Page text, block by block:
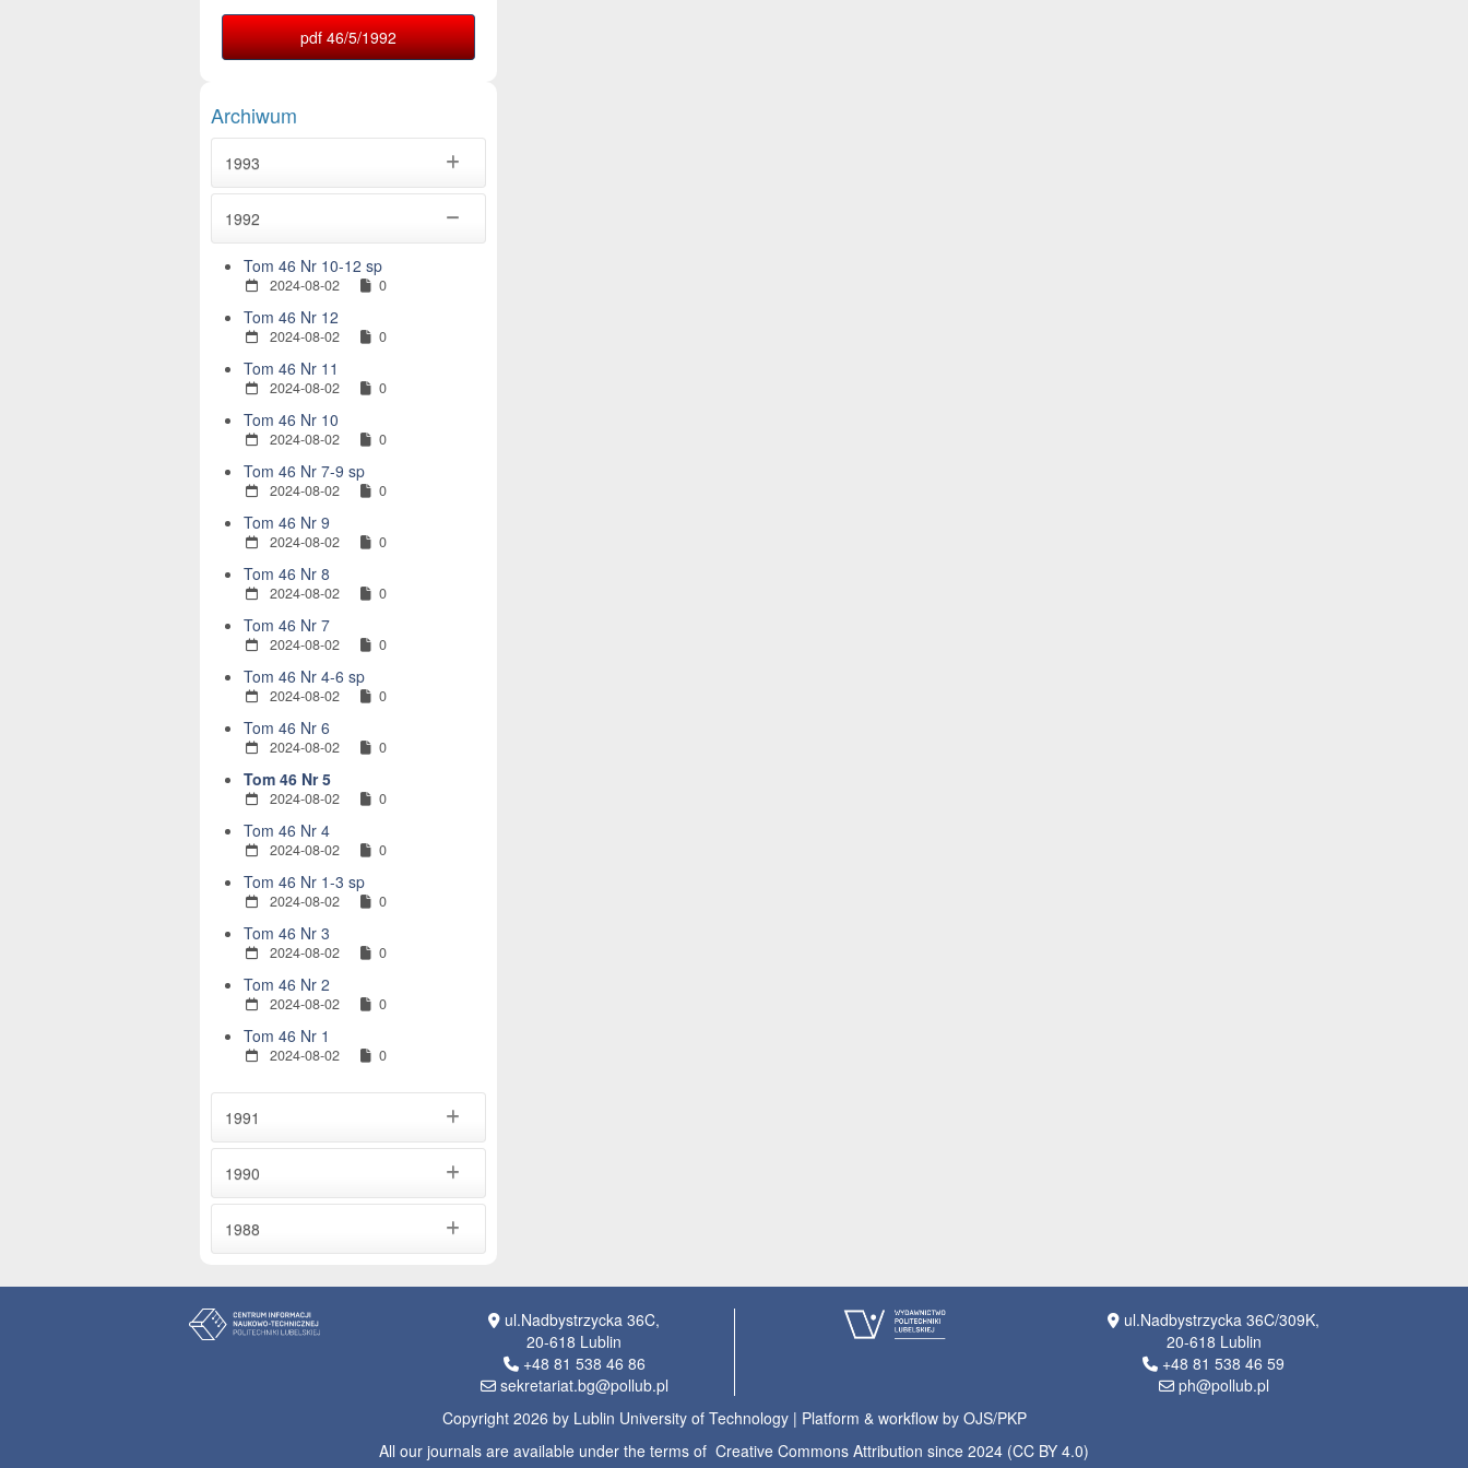
pdf 46/5/1992
Archiwum
1993
1992
Tom 46 Nr 10-12 sp
2024-08-02 0
Tom 46 Nr 12
2024-08-02 0
Tom 46 Nr 11
2024-08-02 0
Tom 46 Nr 10
2024-08-02 0
Tom 46 Nr 7-9 sp
2024-08-02 0
Tom 46 Nr 9
2024-08-02 0
Tom 46 Nr 8
2024-08-02 0
Tom 46 Nr 7
2024-08-02 0
Tom 46 Nr 4-6 sp
2024-08-02 0
Tom 46 Nr 6
2024-08-02 0
Tom 46 Nr 5
2024-08-02 0
Tom 46 Nr 4
2024-08-02 0
Tom 46 Nr 1-3 sp
2024-08-02 0
Tom 46 Nr 3
2024-08-02 0
Tom 46 Nr 2
2024-08-02 0
Tom 46 Nr 1
2024-08-02 0
1991
1990
1988
ul.Nadbystrzycka 36C,
20-618 Lublin
+48 81 538 46 86
sekretariat.bg@pollub.pl
ul.Nadbystrzycka 36C/309K,
20-618 Lublin
+48 81 538 46 59
ph@pollub.pl
Copyright 2026 by Lublin University of Technology | Platform & workflow by OJS/PKP
All our journals are available under the terms of Creative Commons Attribution since 2024 (CC BY 4.0)